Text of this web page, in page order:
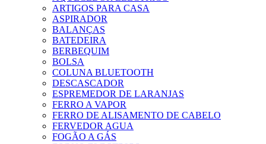
ARTIGOS PARA CASA
ASPIRADOR
BALANÇAS
BATEDEIRA
BERBEQUIM
BOLSA
COLUNA BLUETOOTH
DESCASCADOR
ESPREMEDOR DE LARANJAS
FERRO A VAPOR
FERRO DE ALISAMENTO DE CABELO
FERVEDOR AGUA
FOGÃO A GÁS